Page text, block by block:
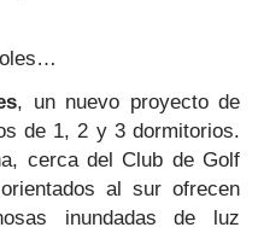
, un nuevo proyecto de
de 1, 2 y 3 dormitorios.
cerca del Club de Golf
al sur ofrecen
inundadas de luz